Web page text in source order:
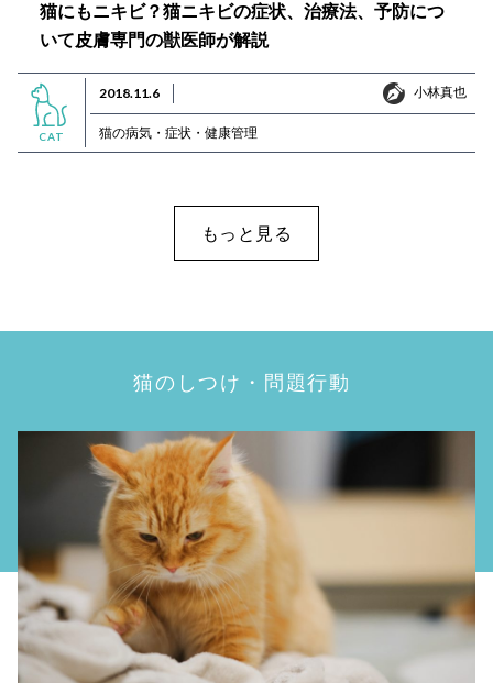
猫にもニキビ？猫ニキビの症状、治療法、予防につ
いて皮膚専門の獣医師が解説
CAT
2018.11.6 小林真也
小林真也
猫の病気・症状・健康管理
もっと見る
猫のしつけ・問題行動